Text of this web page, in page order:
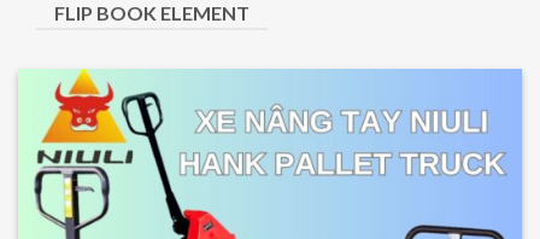
FLIP BOOK ELEMENT